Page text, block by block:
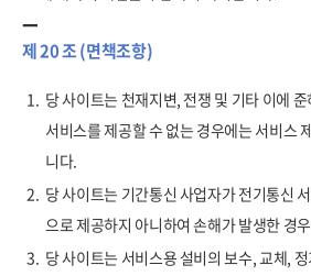
제 20 조 (면책조항)
1. 당 사이트는 천재지변, 전쟁 및 기타 이에
서비스를 제공할 수 없는 경우에는 서비스
니다.
2. 당 사이트는 기간통신 사업자가 전기통신
으로 제공하지 아니하여 손해가 발생한 경
3. 당 사이트는 서비스용 설비의 보수, 교체,